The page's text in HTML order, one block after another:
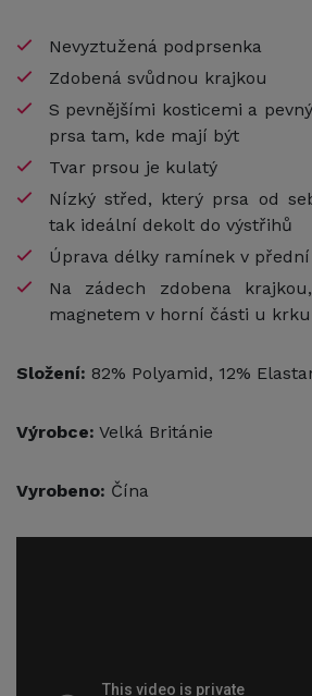
Nevyztužená podprsenka
Zdobená svůdnou krajkou
S pevnějšími kosticemi a
prsa tam, kde mají být
Tvar prsou je kulatý
Nízký střed, který prsa od
tak ideální dekolt do výstřihů
Úprava délky ramínek v
Na zádech zdobena
magnetem v horní části u krku
Složení: 82% Polyamid, 12%
Výrobce: Velká Británie
Vyrobeno: Čína